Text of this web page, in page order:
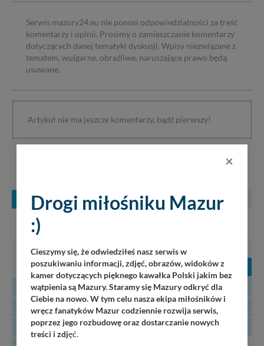
Serwis mazury24.eu nie ponosi odpowiedzialności za treść
komentarzy i opinii. Prosimy o zamieszczanie komentarzy
dotyczących danej tematyki dyskusji. Wpisy niezwiązane z
tematem, wulgarne, obraźliwe, naruszające prawo będą
usuwane.
Artykuł nie ma jeszcze komentarzy, bądź pierwszy!
KONCERTY NA MAZURACH
SIERPIEŃ WRZESIEŃ PAŹDZIERNIK
PN
27 29 30
3
4 5 6 7 8
10
11 12 13 14 15
19 20 21
24
25 26 27 28 29
×
Drogi miłośniku Mazur
:)
Cieszymy się, że odwiedziłeś nasz serwis w
poszukiwaniu informacji, zdjęć, obrazów, widoków z
kamer dotyczących pięknego kawałka Polski jakim bez
wątpienia są Mazury. Staramy się Mazury odkryć dla
Ciebie na nowo. W tym celu nasza ekipa miłośników i
wręcz fanatyków Mazur codziennie rozwija serwis,
poprzez jego rozbudowę oraz dostarczanie nowych
treści i zdjęć.